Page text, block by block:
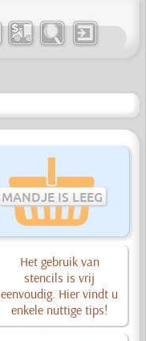
MANDJE IS LEEG
Het gebruik van
stencils is vrij
eenvoudig. Hier vindt u
enkele nuttige tips!